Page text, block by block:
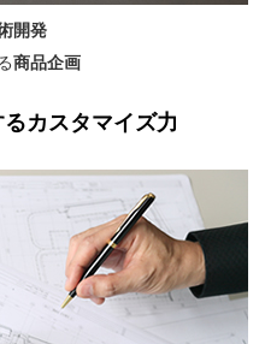
開発
商品企画
カスタマイズ力